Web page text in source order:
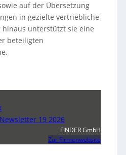
auf der Übersetzung
in gezielte vertriebliche
unterstützt sie eine
beteiligten
Newsletter 19 2026
FINDER GmbH
Zur Firmenwebsite